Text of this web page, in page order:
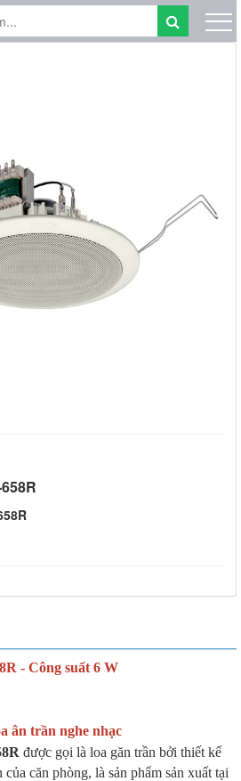
- Công suất 6 W
ân trần nghe nhạc
được gọi là loa găn trần bởi thiết kế
căn phòng, là sản phẩm sản xuất tại